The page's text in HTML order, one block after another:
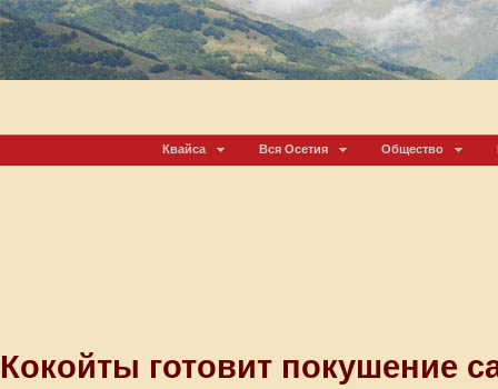
Квайса Вся Осетия Общество
Кокойты готовит покушение